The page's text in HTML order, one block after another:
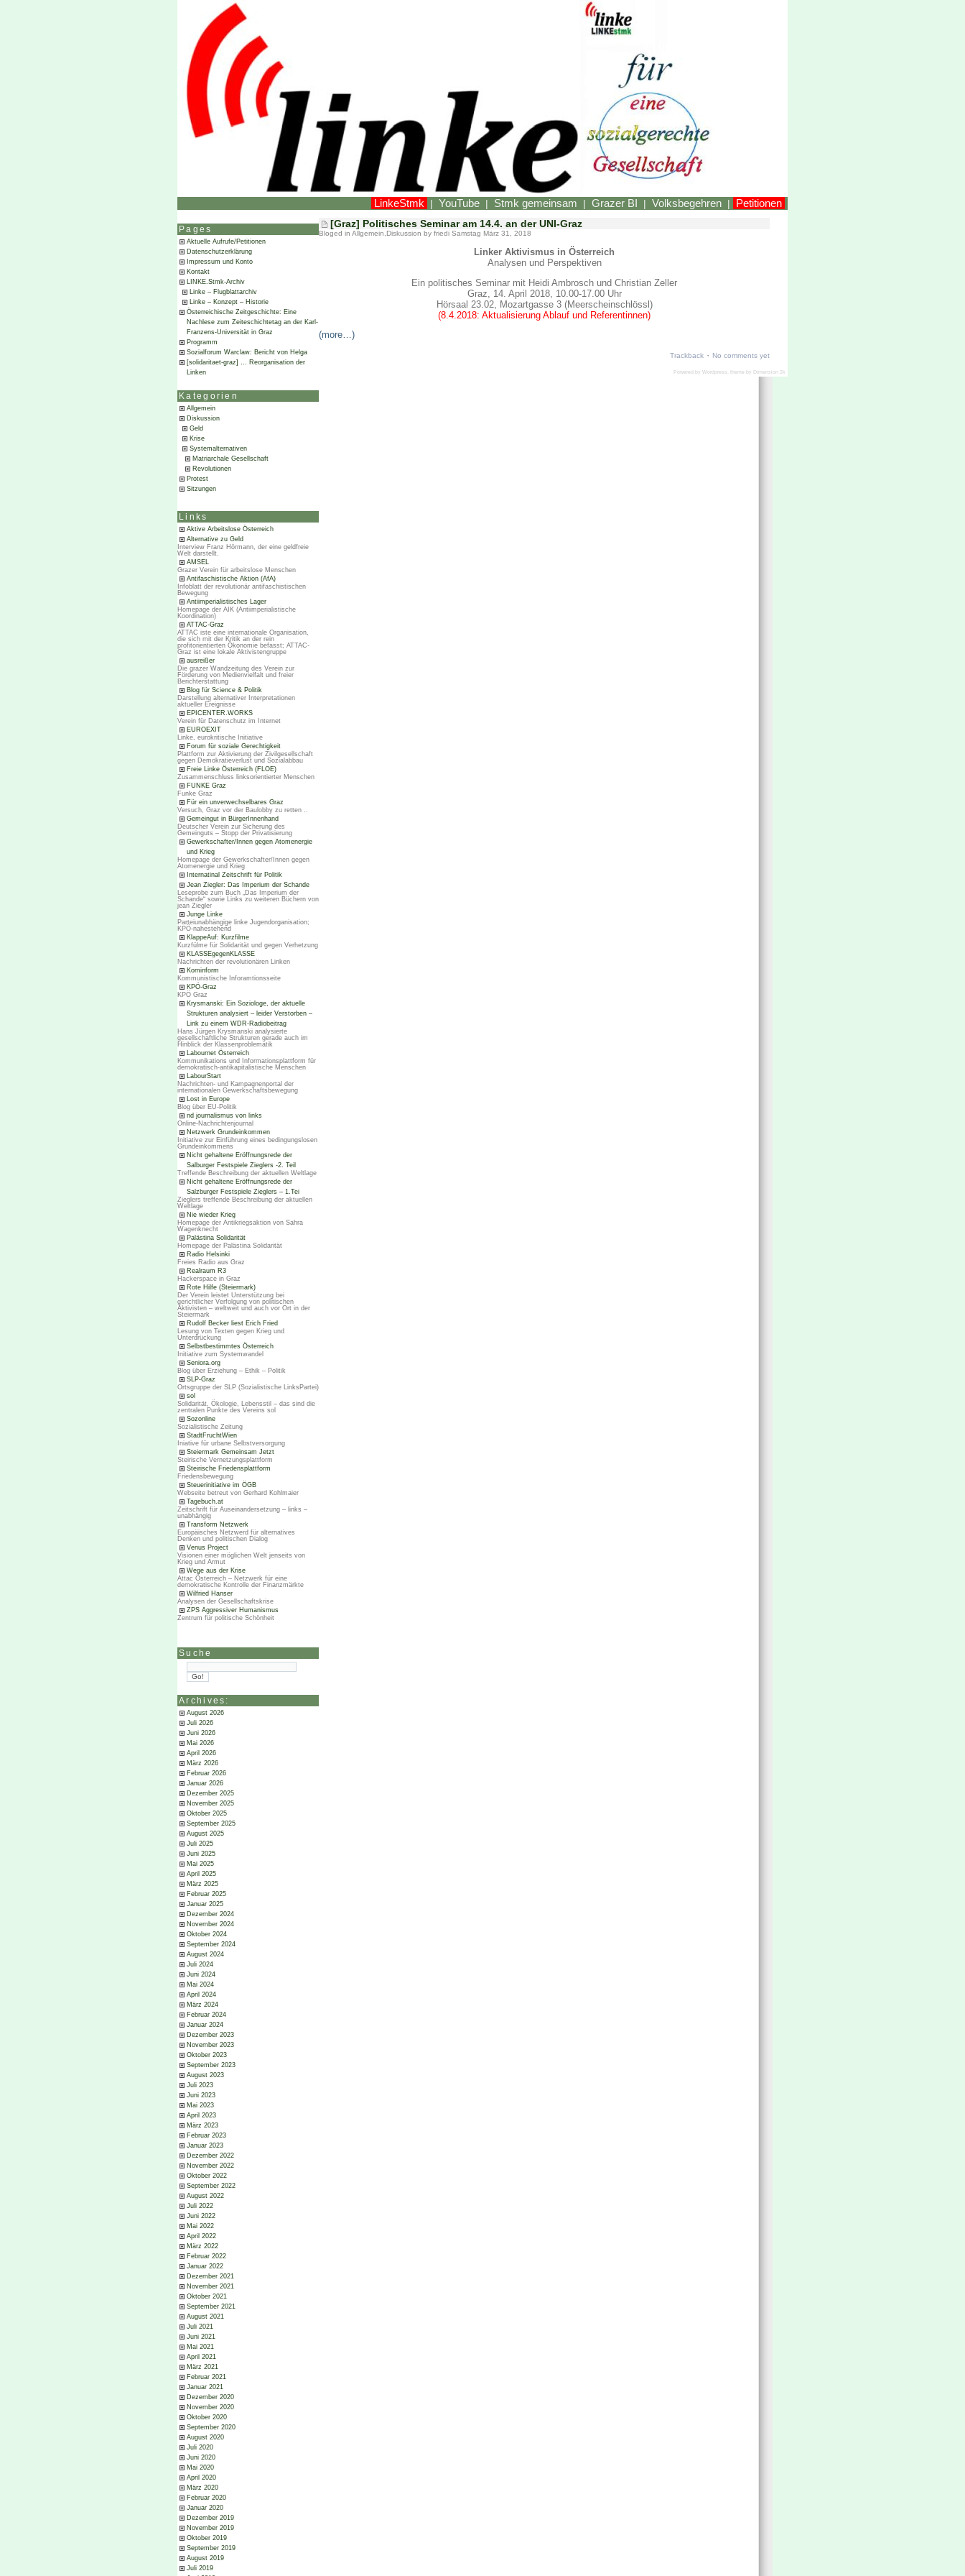
LinkeStmk | YouTube | Stmk gemeinsam | Grazer BI | Volksbegehren | Petitionen
Pages
Aktuelle Aufrufe/Petitionen
Datenschutzerklärung
Impressum und Konto
Kontakt
LINKE.Stmk-Archiv
Linke – Flugblattarchiv
Linke – Konzept – Historie
Österreichische Zeitgeschichte: Eine
Nachlese zum Zeiteschichtetag an der Karl-
Franzens-Universität in Graz
Programm
Sozialforum Warclaw: Bericht von Helga
[solidaritaet-graz] … Reorganisation der
Linken
Kategorien
Allgemein
Diskussion
Geld
Krise
Systemalternativen
Matriarchale Gesellschaft
Revolutionen
Protest
Sitzungen
Links
Aktive Arbeitslose Österreich
Alternative zu Geld
Interview Franz Hörmann, der eine geldfreie
Welt darstellt.
AMSEL
Grazer Verein für arbeitslose Menschen
Antifaschistische Aktion (AfA)
Infoblatt der revolutionär antifaschistischen
Bewegung
Antiimperialistisches Lager
Homepage der AIK (Antiimperialistische
Koordination)
ATTAC-Graz
ATTAC iste eine internationale Organisation,
die sich mit der Kritik an der rein
profitorientierten Ökonomie befasst; ATTAC-
Graz ist eine lokale Aktivistengruppe
ausreißer
Die grazer Wandzeitung des Verein zur
Förderung von Medienvielfalt und freier
Berichterstattung
Blog für Science & Politik
Darstellung alternativer Interpretationen
aktueller Ereignisse
EPICENTER.WORKS
Verein für Datenschutz im Internet
EUROEXIT
Linke, eurokritische Initiative
Forum für soziale Gerechtigkeit
Plattform zur Aktivierung der Zivilgesellschaft
gegen Demokratieverlust und Sozialabbau
Freie Linke Österreich (FLOE)
Zusammenschluss linksorientierter Menschen
FUNKE Graz
Funke Graz
Für ein unverwechselbares Graz
Versuch, Graz vor der Baulobby zu retten ..
Gemeingut in BürgerInnenhand
Deutscher Verein zur Sicherung des
Gemeinguts – Stopp der Privatisierung
Gewerkschafter/Innen gegen Atomenergie
und Krieg
Homepage der Gewerkschafter/Innen gegen
Atomenergie und Krieg
Internatinal Zeitschrift für Politik
Jean Ziegler: Das Imperium der Schande
Leseprobe zum Buch „Das Imperium der
Schande“ sowie Links zu weiteren Büchern von
jean Ziegler
Junge Linke
Parteiunabhängige linke Jugendorganisation;
KPÖ-nahestehend
KlappeAuf: Kurzfilme
Kurzfülme für Solidarität und gegen Verhetzung
KLASSEgegenKLASSE
Nachrichten der revolutionären Linken
Kominform
Kommunistische Inforamtionsseite
KPÖ-Graz
KPÖ Graz
Krysmanski: Ein Soziologe, der aktuelle
Strukturen analysiert – leider Verstorben –
Link zu einem WDR-Radiobeitrag
Hans Jürgen Krysmanski analysierte
gesellschaftliche Strukturen gerade auch im
Hinblick der Klassenproblematik
Labournet Österreich
Kommunikations und Informationsplattform für
demokratisch-antikapitalistische Menschen
LabourStart
Nachrichten- und Kampagnenportal der
internationalen Gewerkschaftsbewegung
Lost in Europe
Blog über EU-Politik
nd journalismus von links
Online-Nachrichtenjournal
Netzwerk Grundeinkommen
Initiative zur Einführung eines bedingungslosen
Grundeinkommens
Nicht gehaltene Eröffnungsrede der
Salburger Festspiele Zieglers -2. Teil
Treffende Beschreibung der aktuellen Weltlage
Nicht gehaltene Eröffnungsrede der
Salzburger Festspiele Zieglers – 1.Tei
Zieglers treffende Beschreibung der aktuellen
Weltlage
Nie wieder Krieg
Homepage der Antikriegsaktion von Sahra
Wagenknecht
Palästina Solidarität
Homepage der Palästina Solidarität
Radio Helsinki
Freies Radio aus Graz
Realraum R3
Hackerspace in Graz
Rote Hilfe (Steiermark)
Der Verein leistet Unterstützung bei
gerichtlicher Verfolgung von politischen
Aktivisten – weltweit und auch vor Ort in der
Steiermark
Rudolf Becker liest Erich Fried
Lesung von Texten gegen Krieg und
Unterdrückung
Selbstbestimmtes Österreich
Initiative zum Systemwandel
Seniora.org
Blog über Erziehung – Ethik – Politik
SLP-Graz
Ortsgruppe der SLP (Sozialistische LinksPartei)
sol
Solidarität, Ökologie, Lebensstil – das sind die
zentralen Punkte des Vereins sol
Sozonline
Sozialistische Zeitung
StadtFruchtWien
Iniative für urbane Selbstversorgung
Steiermark Gemeinsam Jetzt
Steirische Vernetzungsplattform
Steirische Friedensplattform
Friedensbewegung
Steuerinitiative im ÖGB
Webseite betreut von Gerhard Kohlmaier
Tagebuch.at
Zeitschrift für Auseinandersetzung – links –
unabhängig
Transform Netzwerk
Europäisches Netzwerd für alternatives
Denken und politischen Dialog
Venus Project
Visionen einer möglichen Welt jenseits von
Krieg und Armut
Wege aus der Krise
Attac Österreich – Netzwerk für eine
demokratische Kontrolle der Finanzmärkte
Wilfried Hanser
Analysen der Gesellschaftskrise
ZPS Aggressiver Humanismus
Zentrum für politische Schönheit
Suche
Archives:
August 2026
Juli 2026
Juni 2026
Mai 2026
April 2026
März 2026
Februar 2026
Januar 2026
Dezember 2025
November 2025
Oktober 2025
September 2025
August 2025
Juli 2025
Juni 2025
Mai 2025
April 2025
März 2025
Februar 2025
Januar 2025
Dezember 2024
November 2024
Oktober 2024
September 2024
August 2024
Juli 2024
Juni 2024
Mai 2024
April 2024
März 2024
Februar 2024
Januar 2024
Dezember 2023
November 2023
Oktober 2023
September 2023
August 2023
Juli 2023
Juni 2023
Mai 2023
April 2023
März 2023
Februar 2023
Januar 2023
Dezember 2022
November 2022
Oktober 2022
September 2022
August 2022
Juli 2022
Juni 2022
Mai 2022
April 2022
März 2022
Februar 2022
Januar 2022
Dezember 2021
November 2021
Oktober 2021
September 2021
August 2021
Juli 2021
Juni 2021
Mai 2021
April 2021
März 2021
Februar 2021
Januar 2021
Dezember 2020
November 2020
Oktober 2020
September 2020
August 2020
Juli 2020
Juni 2020
Mai 2020
April 2020
März 2020
Februar 2020
Januar 2020
Dezember 2019
November 2019
Oktober 2019
September 2019
August 2019
Juli 2019
[Graz] Politisches Seminar am 14.4. an der UNI-Graz
Bloged in Allgemein Diskussion by friedi Samstag März 31, 2018
Linker Aktivismus in Österreich
Analysen und Perspektiven
Ein politisches Seminar mit Heidi Ambrosch und Christian Zeller
Graz, 14. April 2018, 10.00-17.00 Uhr
Hörsaal 23.02, Mozartgasse 3 (Meerscheinschlössl)
(8.4.2018: Aktualisierung Ablauf und Referentinnen)
(more…)
Trackback · No comments yet
Powered by Wordpress , theme by Dimension 2k